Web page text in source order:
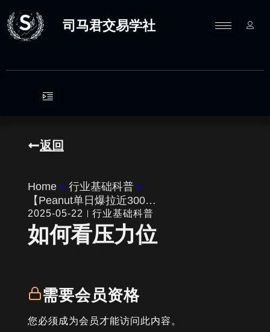
至
内
司马君交易学社
返回
Home » 行业基础科普 »
【Peanut单日爆拉近300…
2025-05-22 行业基础科普
如何看压力位
需要会员资格
您必须成为会员才能访问此内容。